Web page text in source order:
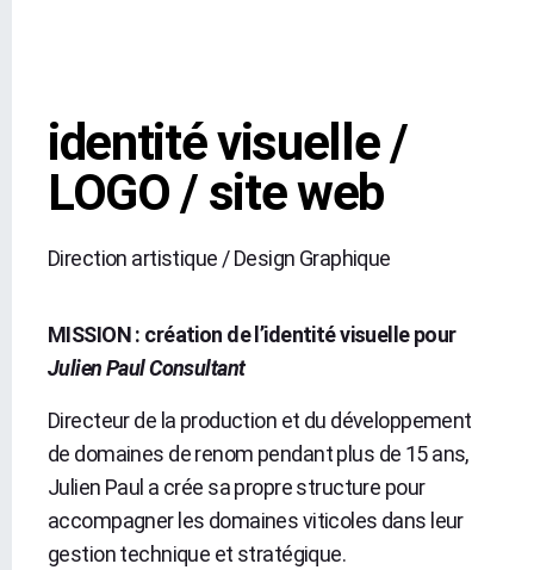
identité visuelle /
LOGO / site web
Direction artistique / Design Graphique
MISSION : création de l’identité visuelle pour
Julien Paul Consultant
Directeur de la production et du développement
de domaines de renom pendant plus de 15 ans,
Julien Paul a crée sa propre structure pour
accompagner les domaines viticoles dans leur
gestion technique et stratégique.